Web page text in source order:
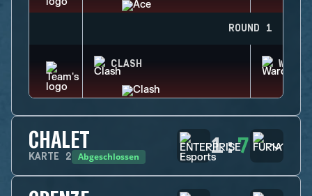
ROUND 1
CLASH
CHALET
KARTE 2 Abgeschlossen 1:7